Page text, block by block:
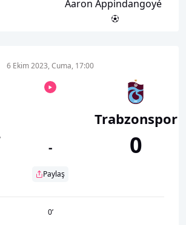
Aaron Appindangoyé
6 Ekim 2023, Cuma, 17:00
-
Paylaş
Trabzonspor
0
0’